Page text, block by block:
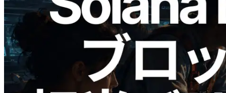
2026.05.24
Validators Solutions、Solana ブロックア
ナライザーを公開 — slot 単位のブロッ
ク生成時間と担当バリデータを視覚化